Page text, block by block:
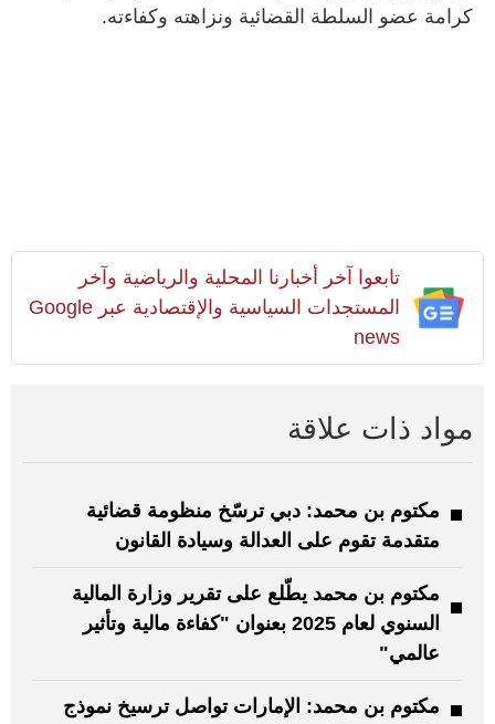
كرامة عضو السلطة القضائية ونزاهته وكفاءته.
تابعوا آخر أخبارنا المحلية والرياضية وآخر
المستجدات السياسية والإقتصادية عبر Google
news
مواد ذات علاقة
مكتوم بن محمد: دبي ترسّخ منظومة قضائية
متقدمة تقوم على العدالة وسيادة القانون
مكتوم بن محمد يطّلع على تقرير وزارة المالية
السنوي لعام 2025 بعنوان "كفاءة مالية وتأثير
عالمي"
مكتوم بن محمد: الإمارات تواصل ترسيخ نموذج